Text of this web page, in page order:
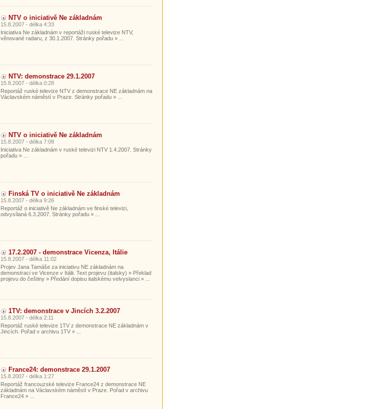
NTV o iniciativě Ne základnám
15.8.2007 - délka 4:33
Iniciativa Ne základnám v reportáži ruské televize NTV,
věnované radaru, z 30.1.2007. Stránky pořadu » ...
NTV: demonstrace 29.1.2007
15.8.2007 - délka 0:28
Reportáž ruské televize NTV z demonstrace NE základnám na
Václavském náměstí v Praze. Stránky pořadu » ...
NTV o iniciativě Ne základnám
15.8.2007 - délka 7:08
Iniciativa Ne základnám v ruské televizi NTV 1.4.2007. Stránky
pořadu » ...
Finská TV o iniciativě Ne základnám
15.8.2007 - délka 9:26
Reportáž o iniciativě Ne základnám ve finské televizi,
odvysílaná 6.3.2007. Stránky pořadu » ...
17.2.2007 - demonstrace Vicenza, Itálie
15.8.2007 - délka 11:02
Projev Jana Tamáše za iniciativu NE základnám na
demonstraci ve Vicenze v Itálii. Text projevu (italsky) » Překlad
projevu do češtiny » Předání dopisu italskému velvyslanci » ...
1TV: demonstrace v Jincích 3.2.2007
15.8.2007 - délka 2:11
Reportáž ruské televize 1TV z demonstrace NE základnám v
Jincích. Pořad v archivu 1TV » ...
France24: demonstrace 29.1.2007
15.8.2007 - délka 1:27
Reportáž francouzské televize France24 z demonstrace NE
základnám na Václavském náměstí v Praze. Pořad v archivu
France24 » ...